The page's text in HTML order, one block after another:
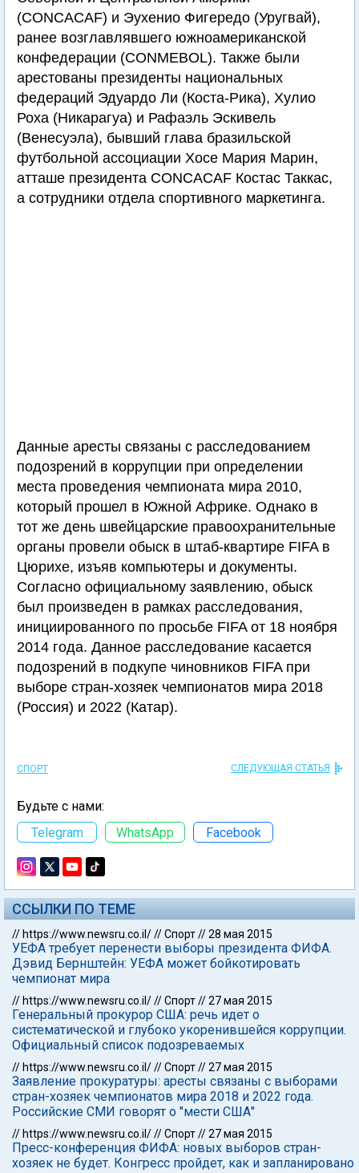
(CONCACAF) и Эухенио Фигередо (Уругвай),
ранее возглавлявшего южноамериканской
конфедерации (CONMEBOL). Также были
арестованы президенты национальных
федераций Эдуардо Ли (Коста-Рика), Хулио
Роха (Никарагуа) и Рафаэль Эскивель
(Венесуэла), бывший глава бразильской
футбольной ассоциации Хосе Мария Марин,
атташе президента CONCACAF Костас Таккас,
а сотрудники отдела спортивного маркетинга.
Данные аресты связаны с расследованием
подозрений в коррупции при определении
места проведения чемпионата мира 2010,
который прошел в Южной Африке. Однако в
тот же день швейцарские правоохранительные
органы провели обыск в штаб-квартире FIFA в
Цюрихе, изъяв компьютеры и документы.
Согласно официальному заявлению, обыск
был произведен в рамках расследования,
инициированного по просьбе FIFA от 18 ноября
2014 года. Данное расследование касается
подозрений в подкупе чиновников FIFA при
выборе стран-хозяек чемпионатов мира 2018
(Россия) и 2022 (Катар).
СПОРТ СЛЕДУЮЩАЯ СТАТЬЯ
Будьте с нами:
Telegram
WhatsApp Facebook
ССЫЛКИ ПО ТЕМЕ
// https://www.newsru.co.il///Спорт//28 мая 2015
УЕФА требует перенести выборы президента ФИФА.
Дэвид Бернштейн: УЕФА может бойкотировать
чемпионат мира
// https://www.newsru.co.il///Спорт//27 мая 2015
Генеральный прокурор США: речь идет о
систематической и глубоко укоренившейся коррупции.
Официальный список подозреваемых
// https://www.newsru.co.il///Спорт//27 мая 2015
Заявление прокуратуры: аресты связаны с выборами
стран-хозяек чемпионатов мира 2018 и 2022 года.
Российские СМИ говорят о "мести США"
// https://www.newsru.co.il///Спорт//27 мая 2015
Пресс-конференция ФИФА: новых выборов стран-
хозяек не будет. Конгресс пройдет, как и запланировано